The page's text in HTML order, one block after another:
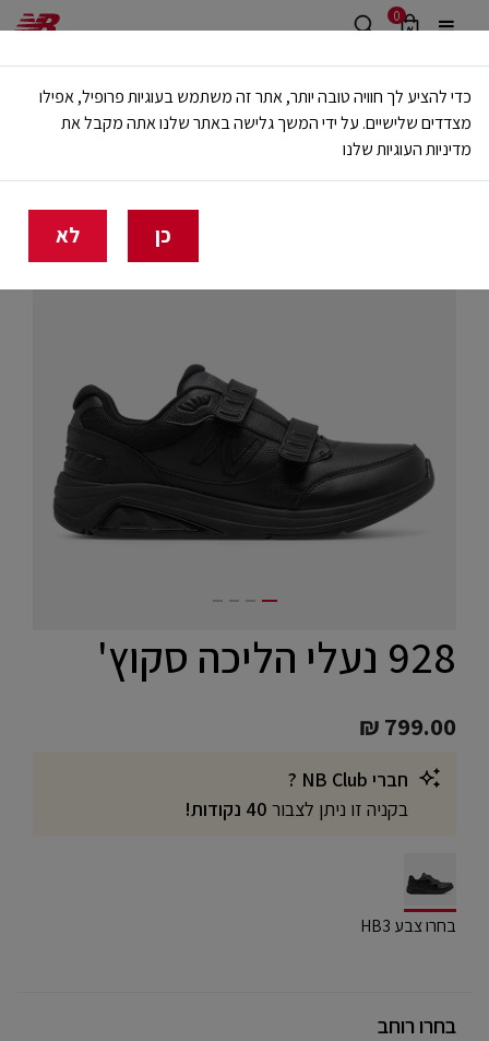
0
משלוח חינם מעל 499 ש"ח
🔥 20% הנחה על כל הביגוד באתר ובחנויות - לזמן מוגבל
בית גברים נעליים הליכה
928 נעלי הליכה סקוץ'
₪ 799.00
חברי NB Club ?
בקניה זו ניתן לצבור
selected
בחרו צבע HB3
בחרו רוחב
כדי להציע לך חוויה טובה יותר, אתר זה משתמש בעוגיות פרופיל, אפילו
מצדדים שלישיים. על ידי המשך גלישה באתר שלנו אתה מקבל את
מדיניות העוגיות שלנו
כן לא